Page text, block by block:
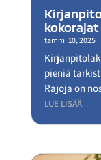
tammi 10, 2025
pieniä
Rajoja on
LUE LISÄÄ